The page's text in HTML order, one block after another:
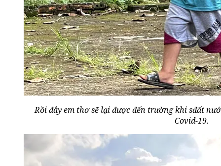
Rồi đây em thơ sẽ lại được đến trường khi sđất
Covid-19.